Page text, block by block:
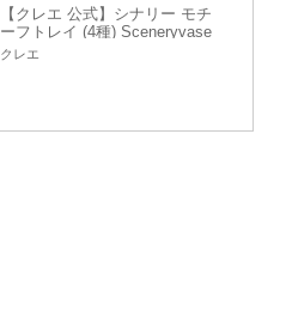
【クレエ 公式】シナリー モチ
ーフトレイ (4種) Sceneryvase
/ シナリーベース
クレエ